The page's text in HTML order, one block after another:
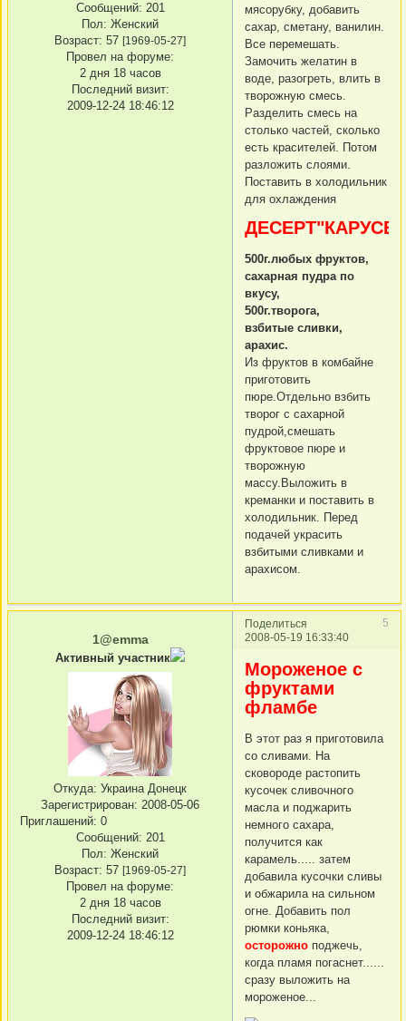
Сообщений: 201
Пол: Женский
Возраст: 57 [1969-05-27]
Провел на форуме:
2 дня 18 часов
Последний визит:
2009-12-24 18:46:12
мясорубку, добавить
сахар, сметану, ванилин.
Все перемешать.
Замочить желатин в
воде, разогреть, влить в
творожную смесь.
Разделить смесь на
столько частей, сколько
есть красителей. Потом
разложить слоями.
Поставить в холодильник
для охлаждения
500г.любых фруктов,
сахарная пудра по
вкусу,
500г.творога,
взбитые сливки,
арахис.
Из фруктов в комбайне
приготовить
пюре.Отдельно взбить
творог с сахарной
пудрой,смешать
фруктовое пюре и
творожную
массу.Выложить в
креманки и поставить в
холодильник. Перед
подачей украсить
взбитыми сливками и
арахисом.
Поделиться
5
2008-05-19 16:33:40
1@emma
Активный участник
Откуда: Украина Донецк
Зарегистрирован: 2008-05-06
Приглашений: 0
Сообщений: 201
Пол: Женский
Возраст: 57 [1969-05-27]
Провел на форуме:
2 дня 18 часов
Последний визит:
2009-12-24 18:46:12
Мороженое с
фруктами
фламбе
В этот раз я приготовила
со сливами. На
сковороде растопить
кусочек сливочного
масла и поджарить
немного сахара,
получится как
карамель..... затем
добавила кусочки сливы
и обжарила на сильном
огне. Добавить пол
рюмки коньяка,
осторожно поджечь,
когда пламя погаснет......
сразу выложить на
мороженое...